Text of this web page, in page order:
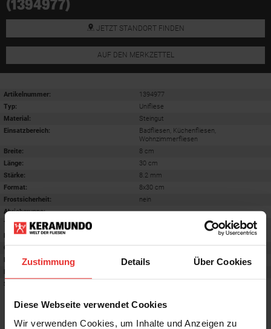
Zustimmung Details Über Cookies
Diese Webseite verwendet Cookies
Wir verwenden Cookies, um Inhalte und Anzeigen zu
(1394977)
JETZT STANDORT FINDEN
AUF DEN MERKZETTEL
Artikelnummer:
1394977
Typ:
Unifliese
Material:
Steingut
Einsatzbereich:
Badfliesen, Küchenfliesen,
Wohnzimmerfliesen
Breite:
8 cm
Länge:
30 cm
Stärke:
8.2 mm
Format:
8x30 cm
Frostsicherheit:
nein
Abriebgruppe:
-
Trittsicherheit barfuß:
Farbton:
Oberfläche:
glänzend
Rektifiziert:
nein
Rutschhemmwert
Stilrichtung